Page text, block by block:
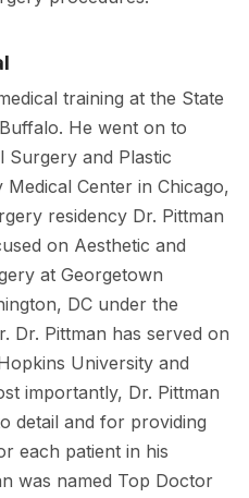
training at the State
He went on to
Surgery and Plastic
Center in Chicago,
residency Dr. Pittman
on Aesthetic and
at Georgetown
DC under the
Dr. Pittman has served on
University and
importantly, Dr. Pittman
detail and for providing
each patient in his
was named Top Doctor